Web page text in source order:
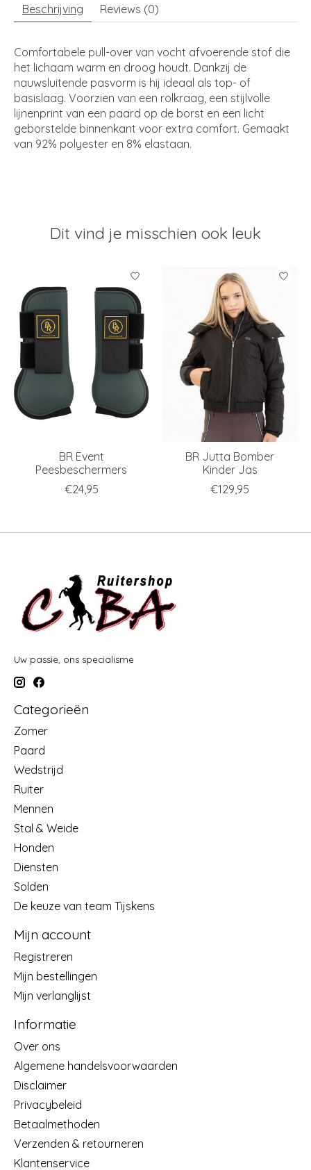
Beschrijving Reviews (0)
Comfortabele pull-over van vocht afvoerende stof die
het lichaam warm en droog houdt. Dankzij de
nauwsluitende pasvorm is hij ideaal als top- of
basislaag. Voorzien van een rolkraag, een stijlvolle
lijnenprint van een paard op de borst en een licht
geborstelde binnenkant voor extra comfort. Gemaakt
van 92% polyester en 8% elastaan.
Dit vind je misschien ook leuk
Items van productcarrousel
BR Event
Peesbeschermers
€24,95
BR Jutta Bomber
Kinder Jas
€129,95
Uw passie, ons specialisme
Categorieën
Zomer
Paard
Wedstrijd
Ruiter
Mennen
Stal & Weide
Honden
Diensten
Solden
De keuze van team Tijskens
Mijn account
Registreren
Mijn bestellingen
Mijn verlanglijst
Informatie
Over ons
Algemene handelsvoorwaarden
Disclaimer
Privacybeleid
Betaalmethoden
Verzenden & retourneren
Klantenservice